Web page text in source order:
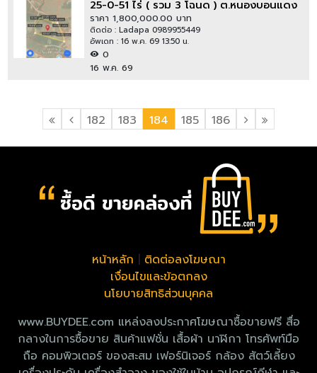
25-0-51 ไร่ ( รวม 3 โฉนด ) ต.หนองบอนแดง
อ.บ้านบึง จ.ชลบุรี
ราคา 1,800,000.00 บาท
ติดต่อ : Ladapa 0989955449
อัพเดท : 16 พ.ค. 69 13:50 น.
0
16 พ.ค. 69
182 183 184 185 186
หน้าหลัก
ติดต่อลงโฆษณา
เงื่อนไขและข้อตกลง
นโยบายสิทธิส่วนบุคคล
www.BUYDEE.com แหล่งลงประกาศโฆษณาซื้อขายฟรี สื่อ
กลางในการซื้อขาย สินค้าแฟชั่น เสื้อผ้า นาฬิกา โทรศัพท์มือ
ถือ คอมพิวเตอร์ ของสะสม เฟอร์นิเจอร์ กล้อง สัตว์เลี้ยง